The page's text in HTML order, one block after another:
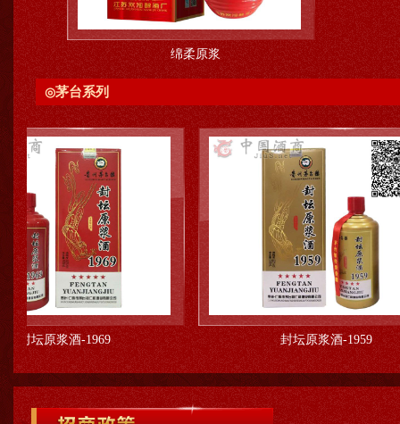
绵柔原浆
◎茅台系列
-1969 封坛原浆酒-1959